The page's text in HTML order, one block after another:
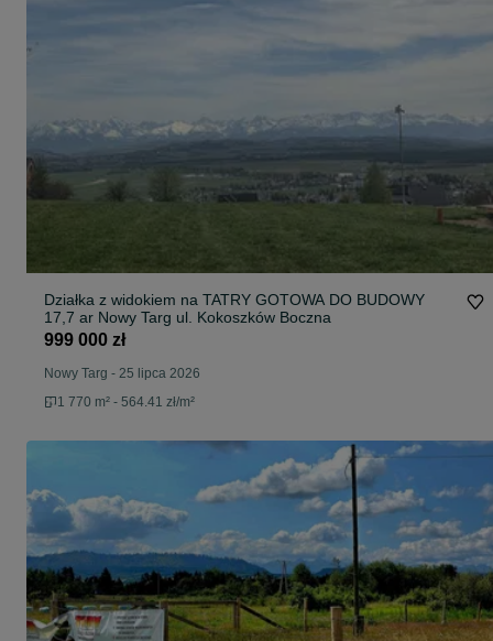
Działka z widokiem na TATRY GOTOWA DO BUDOWY
17,7 ar Nowy Targ ul. Kokoszków Boczna
999 000 zł
Nowy Targ - 25 lipca 2026
1 770 m² - 564.41 zł/m²